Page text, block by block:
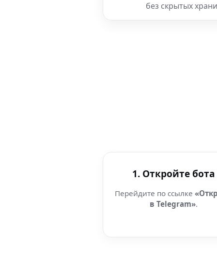
без скрытых
1. Откройте бота
Перейдите по ссылке
в Telegram».